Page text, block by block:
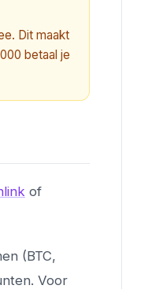
Dit maakt
betaal je
of
(BTC,
Voor